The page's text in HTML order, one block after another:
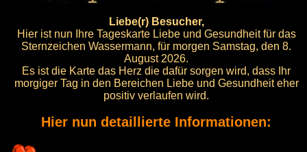
Liebe(r) Besucher,
Hier ist nun Ihre Tageskarte Liebe und Gesundheit für das
Sternzeichen Wassermann, für morgen Samstag, den 8.
August 2026.
Es ist die Karte das Herz die dafür sorgen wird, dass Ihr
morgiger Tag in den Bereichen Liebe und Gesundheit eher
positiv verlaufen wird.
Hier nun detaillierte Informationen: